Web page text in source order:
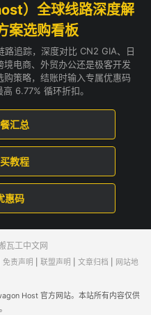
）全球线路深度解
案选购看板
追踪，深度对比 CN2 GIA、日
电商、外贸办公还是极客开发
策略，结账时输入专属优惠码
6.77% 循环折扣。
汇总
教程
惠码
瓦工中文网
免责声明 联盟声明 文章归档
网站地
Host 官方网站。本站所有内容仅供